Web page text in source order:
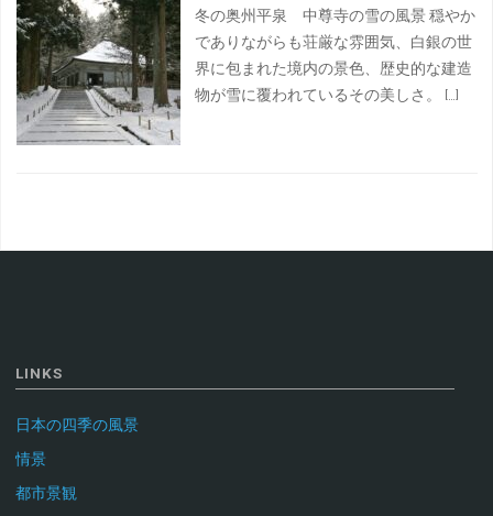
冬の奥州平泉 中尊寺の雪の風景 穏やか
でありながらも荘厳な雰囲気、白銀の世
界に包まれた境内の景色、歴史的な建造
物が雪に覆われているその美しさ。 […]
LINKS
日本の四季の風景
情景
都市景観